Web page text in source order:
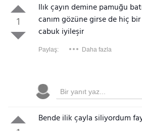
1
Ilık çayın demine pamuğu
canım gözüne girse de hiç
cabuk iyileşir
Paylaş: Daha fazla
Bende ilik çayla siliyordum